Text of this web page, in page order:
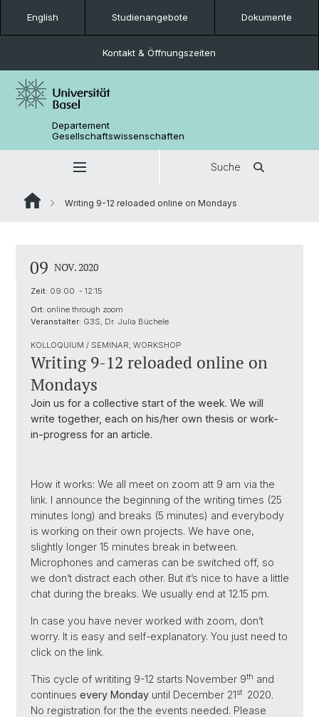
English Studienangebote Dokumente
Kontakt & Öffnungszeiten
Departement
Gesellschaftswissenschaften
Suche
Writing 9-12 reloaded online on Mondays
09 NOV. 2020
Zeit: 09:00 - 12:15
Ort: online through zoom
Veranstalter: G3S, Dr. Julia Büchele
KOLLOQUIUM / SEMINAR, WORKSHOP
Writing 9-12 reloaded online on
Mondays
Join us for a collective start of the week. We will
write together, each on his/her own thesis or work-
in-progress for an article.
How it works: We all meet on zoom att 9 am via the
link. I announce the beginning of the writing times (25
minutes long) and breaks (5 minutes) and everybody
is working on their own projects. We have one,
slightly longer 15 minutes break in between.
Microphones and cameras can be switched off, so
we don’t distract each other. But it’s nice to have a little
chat during the breaks. We usually end at 12.15 pm.
In case you have never worked with zoom, don’t
worry. It is easy and self-explanatory. You just need to
click on the link.
This cycle of writiting 9-12 starts November 9th and
continues every Monday until December 21st
2020.
No registration for the the events needed. Please